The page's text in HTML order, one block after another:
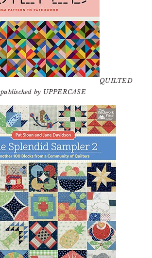
QUILTED
publisched by UPPERCASE